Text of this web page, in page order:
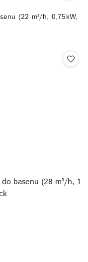
(22 m³/h, 0,75kW,